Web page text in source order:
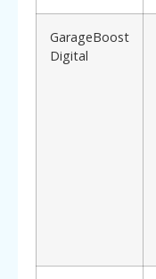
GarageBoost
Digital